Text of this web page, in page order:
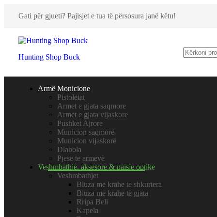
Gati për gjueti? Pajisjet e tua të përsosura janë këtu!
Hunting Shop Buck
Armë Monicione
Pistoletat
Armet e gjata saqmore
Armet e gjata vijaskore
Pushket Ajrore
Municion saqmorë
Municion vijaskorë
Diabola
Pjese te armeve
Veshmbathje, aksesore & paisje optike
Veshmbathjet
Bluza me krahe te shkurtera
Bluza me krahe te gjata
Rripa Beli
Kapela